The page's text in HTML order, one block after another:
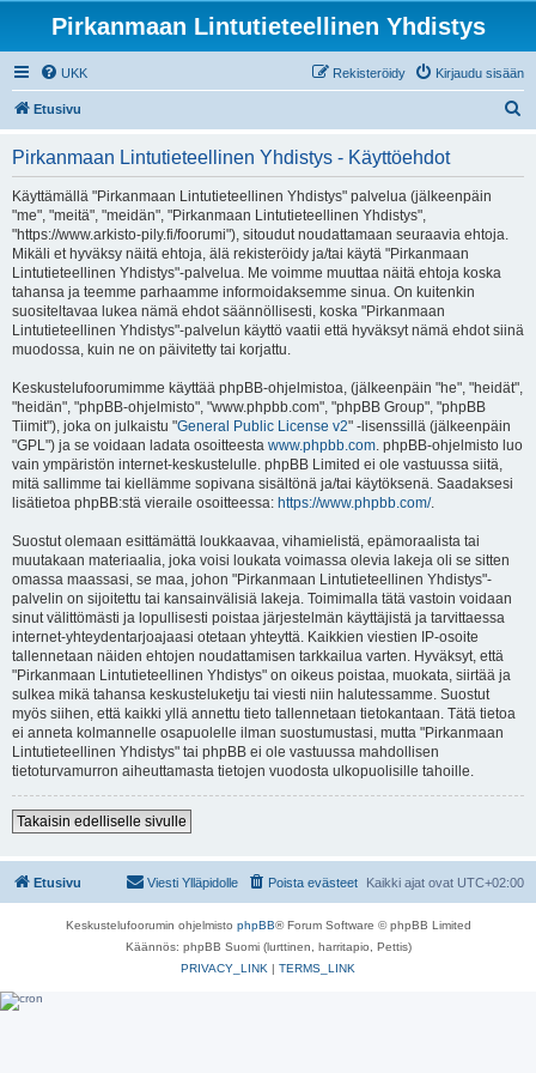
Pirkanmaan Lintutieteellinen Yhdistys
UKK Kirjaudu sisään
Rekisteröidy
Etusivu
Pirkanmaan Lintutieteellinen Yhdistys - Käyttöehdot
Käyttämällä "Pirkanmaan Lintutieteellinen Yhdistys" palvelua (jälkeenpäin
"me", "meitä", "meidän", "Pirkanmaan Lintutieteellinen Yhdistys",
"https://www.arkisto-pily.fi/foorumi"), sitoudut noudattamaan seuraavia ehtoja.
Mikäli et hyväksy näitä ehtoja, älä rekisteröidy ja/tai käytä "Pirkanmaan
Lintutieteellinen Yhdistys"-palvelua. Me voimme muuttaa näitä ehtoja koska
tahansa ja teemme parhaamme informoidaksemme sinua. On kuitenkin
suositeltavaa lukea nämä ehdot säännöllisesti, koska "Pirkanmaan
Lintutieteellinen Yhdistys"-palvelun käyttö vaatii että hyväksyt nämä ehdot siinä
muodossa, kuin ne on päivitetty tai korjattu.
Keskustelufoorumimme käyttää phpBB-ohjelmistoa, (jälkeenpäin "he", "heidät",
"heidän", "phpBB-ohjelmisto", "www.phpbb.com", "phpBB Group", "phpBB
Tiimit"), joka on julkaistu "General Public License v2" -lisenssillä (jälkeenpäin
"GPL") ja se voidaan ladata osoitteesta www.phpbb.com. phpBB-ohjelmisto luo
vain ympäristön internet-keskustelulle. phpBB Limited ei ole vastuussa siitä,
mitä sallimme tai kiellämme sopivana sisältönä ja/tai käytöksenä. Saadaksesi
lisätietoa phpBB:stä vieraile osoitteessa: https://www.phpbb.com/.
Suostut olemaan esittämättä loukkaavaa, vihamielistä, epämoraalista tai
muutakaan materiaalia, joka voisi loukata voimassa olevia lakeja oli se sitten
omassa maassasi, se maa, johon "Pirkanmaan Lintutieteellinen Yhdistys"-
palvelin on sijoitettu tai kansainvälisiä lakeja. Toimimalla tätä vastoin voidaan
sinut välittömästi ja lopullisesti poistaa järjestelmän käyttäjistä ja tarvittaessa
internet-yhteydentarjoajaasi otetaan yhteyttä. Kaikkien viestien IP-osoite
tallennetaan näiden ehtojen noudattamisen tarkkailua varten. Hyväksyt, että
"Pirkanmaan Lintutieteellinen Yhdistys" on oikeus poistaa, muokata, siirtää ja
sulkea mikä tahansa keskusteluketju tai viesti niin halutessamme. Suostut
myös siihen, että kaikki yllä annettu tieto tallennetaan tietokantaan. Tätä tietoa
ei anneta kolmannelle osapuolelle ilman suostumustasi, mutta "Pirkanmaan
Lintutieteellinen Yhdistys" tai phpBB ei ole vastuussa mahdollisen
tietoturvamurron aiheuttamasta tietojen vuodosta ulkopuolisille tahoille.
Takaisin edelliselle sivulle
Etusivu Kaikki ajat ovat UTC+02:00
Poista evästeet
Viesti Ylläpidolle
Keskustelufoorumin ohjelmisto phpBB® Forum Software © phpBB Limited
Käännös: phpBB Suomi (lurttinen, harritapio, Pettis)
PRIVACY_LINK | TERMS_LINK